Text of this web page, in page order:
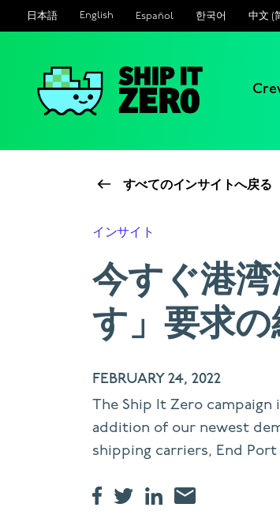
日本語 English Español 한국어 中文 (
すべてのインサイトへ戻る
インサイト
今すぐ港湾
す」要求
FEBRUARY 24, 2022
The Ship It Zero
addition of our newest
shipping carriers, End